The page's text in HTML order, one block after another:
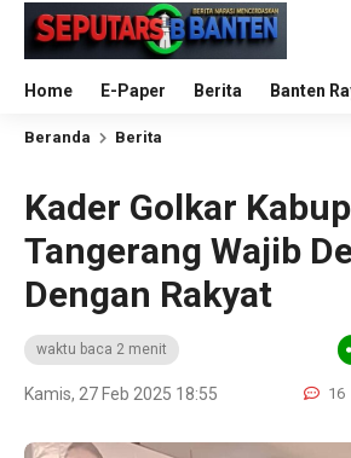
Home E-Paper Berita Banten
Beranda Berita
Kader Golkar
Tangerang Wajib
Dengan Rakyat
waktu baca 2 menit
Kamis, 27 Feb 2025 18:55 16